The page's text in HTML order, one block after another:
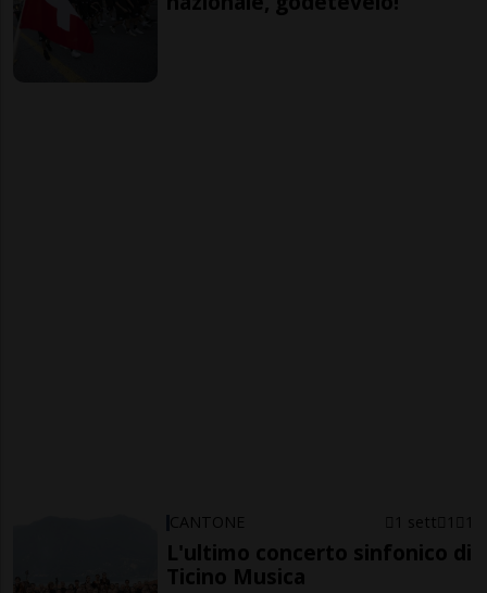
CANTONE 1 sett 1 1
L'ultimo concerto sinfonico di
Ticino Musica